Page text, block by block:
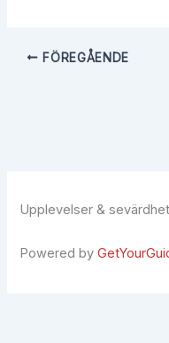
Upplevelser &
Powered by
FÖREGÅENDE